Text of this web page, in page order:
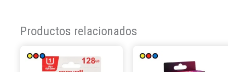
Productos relacionados